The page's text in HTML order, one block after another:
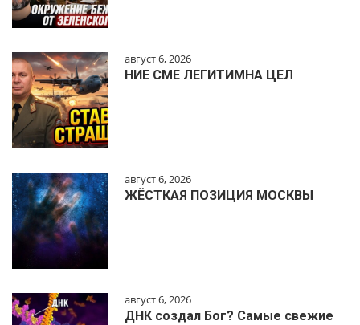
август 6, 2026
НИЕ СМЕ ЛЕГИТИМНА ЦЕЛ
август 6, 2026
ЖЁСТКАЯ ПОЗИЦИЯ МОСКВЫ
август 6, 2026
ДНК создал Бог? Самые свежие